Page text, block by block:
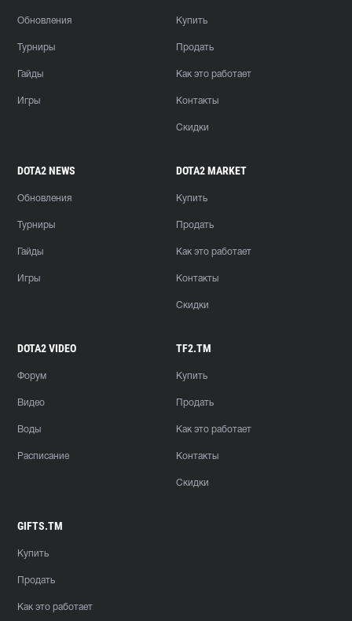
Обновления
Турниры
Гайды
Игры
Купить
Продать
Как это работает
Контакты
Скидки
DOTA2 NEWS
Обновления
Турниры
Гайды
Игры
DOTA2 MARKET
Купить
Продать
Как это работает
Контакты
Скидки
DOTA2 VIDEO
Форум
Видео
Воды
Расписание
TF2.TM
Купить
Продать
Как это работает
Контакты
Скидки
GIFTS.TM
Купить
Продать
Как это работает